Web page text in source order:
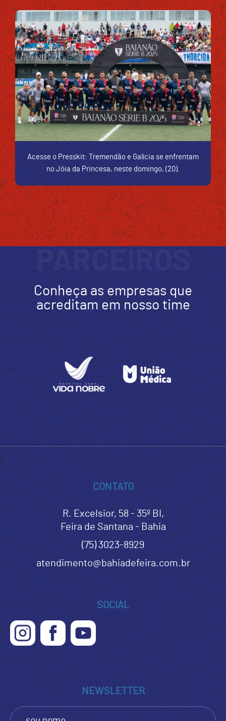
Acesse o Presskit: Tremendão e Galícia se enfrentam
no Jóia da Princesa, neste domingo, (20).
PARCEIROS
Conheça as empresas que
acreditam em nosso time
CONTATO
R. Excelsior, 58 - 35º BI,
Feira de Santana - Bahia
(75) 3023-8929
atendimento@bahiadefeira.com.br
SOCIAL
NEWSLETTER